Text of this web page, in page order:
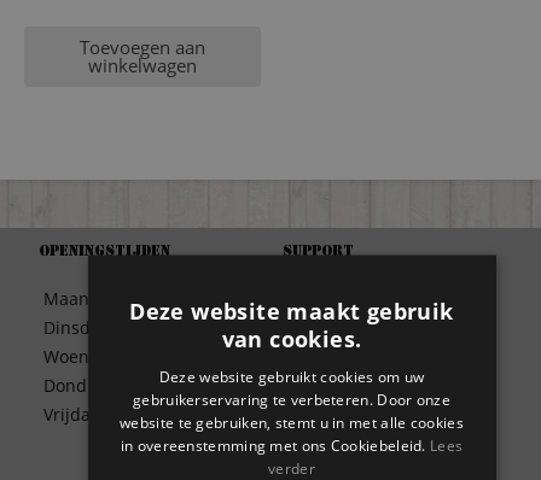
Toevoegen aan
winkelwagen
Openingstijden
Maandag
Dinsdag
Woensdag
Donderdag
Vrijdag
09:30 – 17:00
09:30 – 17:00
09:30 – 17:00
09:30 – 17:00
Support
Betaalwijze
Bezorgen
Contact
Disclaimer
Garantie
Meest gestelde vragen
Deze website maakt gebruik
van cookies.
Deze website gebruikt cookies om uw
gebruikerservaring te verbeteren. Door onze
website te gebruiken, stemt u in met alle cookies
in overeenstemming met ons Cookiebeleid. Lees
verder